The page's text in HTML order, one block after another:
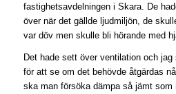
fastighetsavdelningen i Skara. De
över när det gällde ljudmiljön, de
var döv men skulle bli hörande med
Det hade sett över ventilation och
för att se om det behövde åtgärdas
ska man försöka dämpa så jämt